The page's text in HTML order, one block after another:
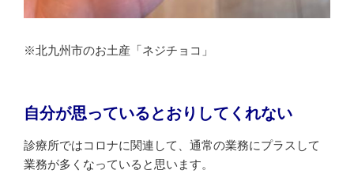
※北九州市のお土産「ネジチョコ」
自分が思っているとおりしてくれない
診療所ではコロナに関連して、通常の業務にプラスして
業務が多くなっていると思います。